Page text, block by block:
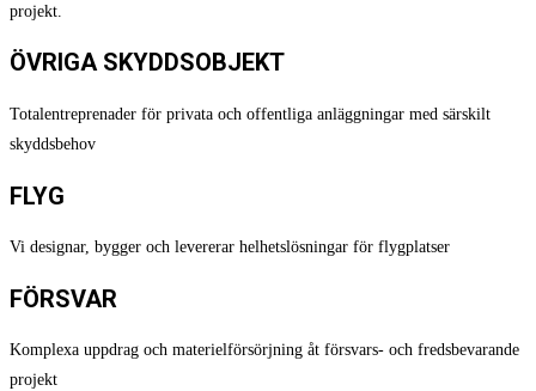
projekt.
ÖVRIGA SKYDDSOBJEKT
Totalentreprenader för privata och offentliga anläggningar med särskilt
skyddsbehov
FLYG
Vi designar, bygger och levererar helhetslösningar för flygplatser
FÖRSVAR
Komplexa uppdrag och materielförsörjning åt försvars- och fredsbevarande
projekt​